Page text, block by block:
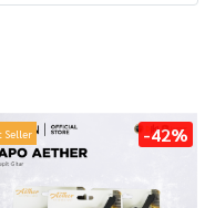
Seller -42%